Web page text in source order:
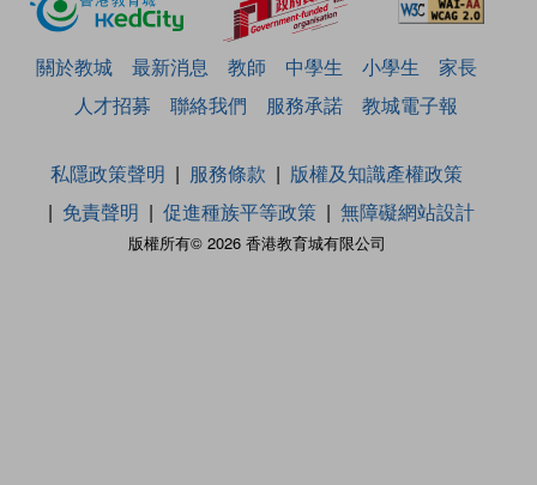
關於教城 最新消息 教師 中學生 小學生
家長
人才招募
聯絡我們 服務承諾 教城電子報
版權所有© 2026 香港教育城有限公司
私隱政策聲明 服務條款
版權及知識產權政策
免責聲明
促進種族平等政策 無障礙網站設計